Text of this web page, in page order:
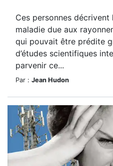
Ces personnes décrivent
maladie due aux
qui pouvait être prédite
d’études scientifiques
parvenir ce...
Par : Jean Hudon